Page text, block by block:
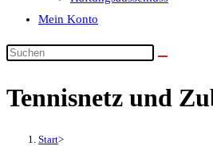
Mein Konto
Tennisnetz und
Start>